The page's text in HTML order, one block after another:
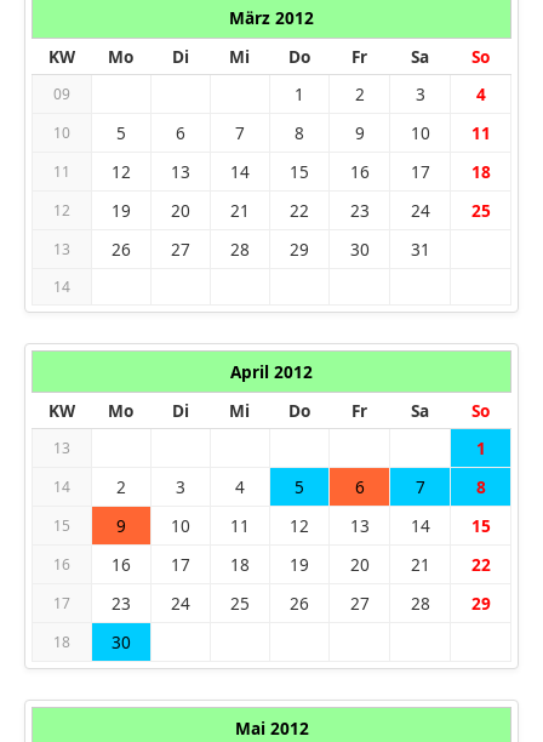
März 2012
KW
Mo Di Mi Do Fr Sa So
09 1 2 3 4
10 5 6 7 8 9 10 11
11 12 13 14 15 16 17 18
12 19 20 21 22 23 24 25
13 26 27 28 29 30 31
14
April 2012
KW
Mo Di Mi Do Fr Sa So
13 1
14 2 3 4 5 6 7 8
15 9 10 11 12 13 14 15
16 16 17 18 19 20 21 22
17 23 24 25 26 27 28 29
18 30
Mai 2012